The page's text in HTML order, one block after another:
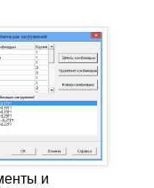
и